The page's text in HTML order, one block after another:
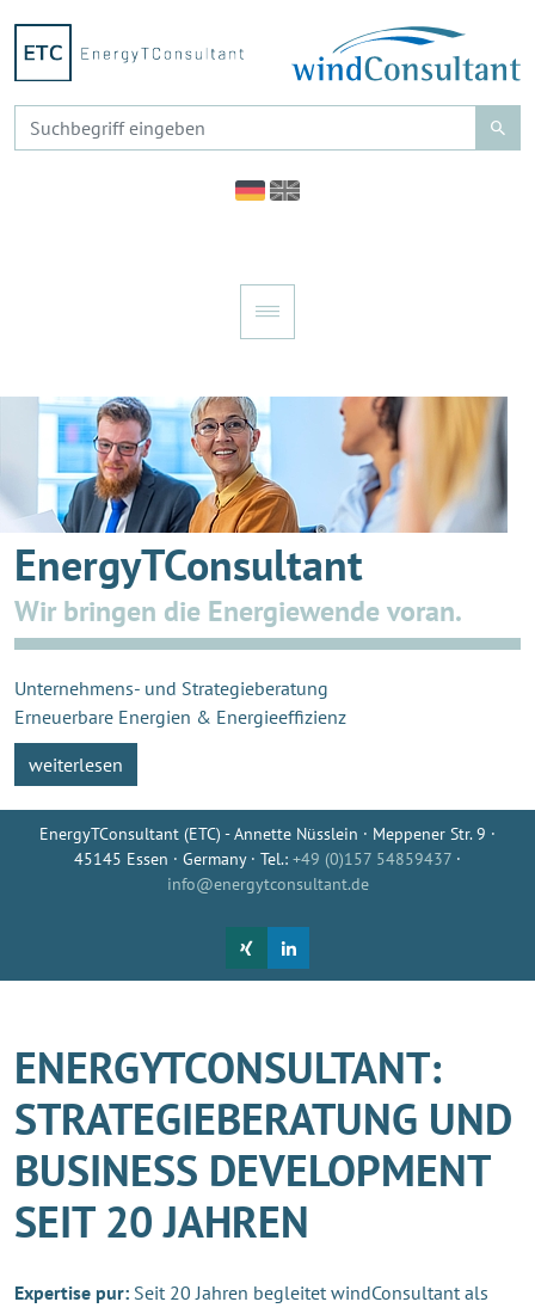
EnergyTConsultant
Wir bringen die Energiewende voran.
Unternehmens- und Strategieberatung
Erneuerbare Energien & Energieeffizienz
weiterlesen
EnergyTConsultant (ETC) - Annette Nüsslein · Meppener Str. 9 ·
45145 Essen · Germany · Tel.: +49 (0)157 54859437 ·
info@energytconsultant.de
ENERGYTCONSULTANT:
STRATEGIEBERATUNG UND
BUSINESS DEVELOPMENT
SEIT 20 JAHREN
Expertise pur: Seit 20 Jahren begleitet windConsultant als